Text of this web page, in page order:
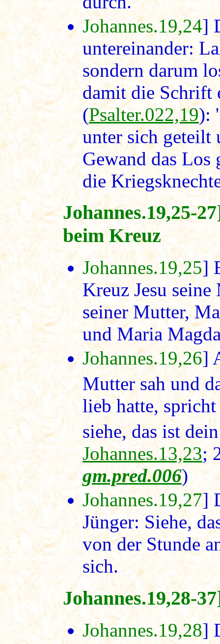
Johannes.19,24]
untereinander:
sondern darum
damit die Schrift
(Psalter.022,19):
unter sich geteilt
Gewand das Los
die
Johannes.19,25-
beim Kreuz
Johannes.19,25]
Kreuz Jesu
seiner Mutter,
und Maria
Johannes.19,26]
Mutter sah und
lieb hatte,
siehe, das ist
Johannes.13,23;
gm.pred.006)
Johannes.19,27]
Jünger: Siehe,
von der Stunde
sich.
Johannes.19,28-
Johannes.19,28]